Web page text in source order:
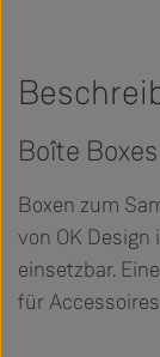
Boîte Boxes
Boxen zum
von OK
einsetzbar.
für